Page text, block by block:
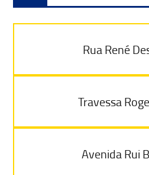
Rua René
Travessa
Avenida Rui